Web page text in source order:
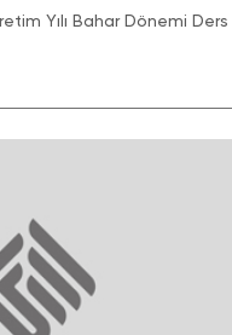
Yılı Bahar Dönemi Ders